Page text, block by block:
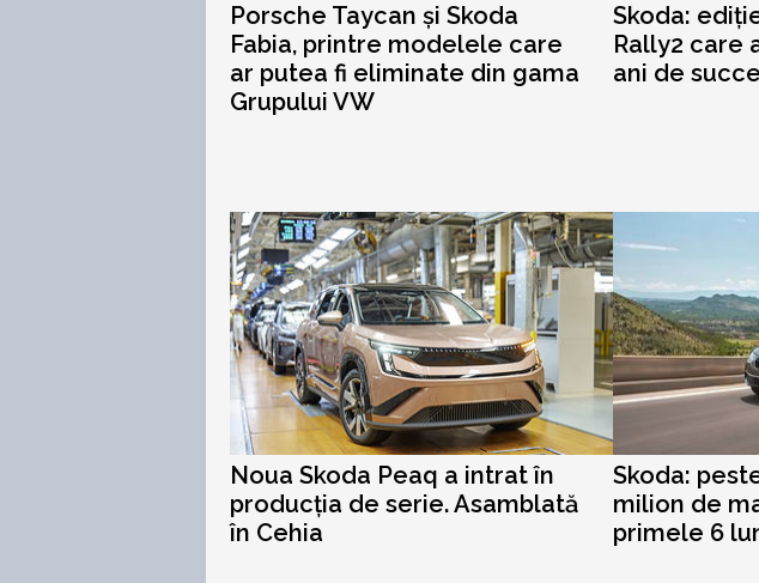
Porsche Taycan și Skoda
Fabia, printre modelele care
ar putea fi eliminate din gama
Grupului VW
Skoda:
Rally2 care
ani de
Noua Skoda Peaq a intrat în
producția de serie. Asamblată
în Cehia
Skoda:
milion de
primele 6